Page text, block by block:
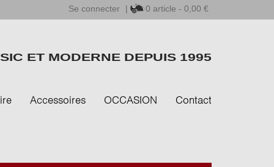
Se connecter | 0 article - 0,00 €
ET MODERNE DEPUIS 1995
Accessoires OCCASION Contact